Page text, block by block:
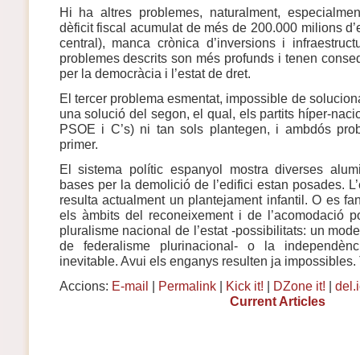
Hi ha altres problemes, naturalment,
dèficit fiscal acumulat de més de 200.000 milions
central), manca crònica d’inversions i
problemes descrits son més profunds i tenen
per la democràcia i l’estat de dret.
El tercer problema esmentat, impossible de
una solució del segon, el qual, els partits híper-
PSOE i C’s) ni tan sols plantegen, i ambdós
primer.
El sistema polític espanyol mostra diverses
bases per la demolició de l’edifici estan posades.
resulta actualment un plantejament infantil. O es
els àmbits del reconeixement i de l’acomodació
pluralisme nacional de l’estat -possibilitats: un
de federalisme plurinacional- o la
inevitable. Avui els enganys resulten ja impossibles.
Accions: E-mail | Permalink| Kick it! | DZone it! |
Current Articles